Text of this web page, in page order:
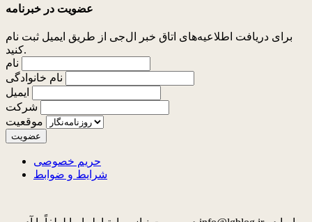
عضویت در خبرنامه
برای دریافت اطلاعیه‌های اتاق خبر ال‌جی از طریق ایمیل ثبت نام
کنید.
نام
نام خانوادگی
ایمیل
شرکت
موقعیت
حریم خصوصی
شرایط و ضوابط